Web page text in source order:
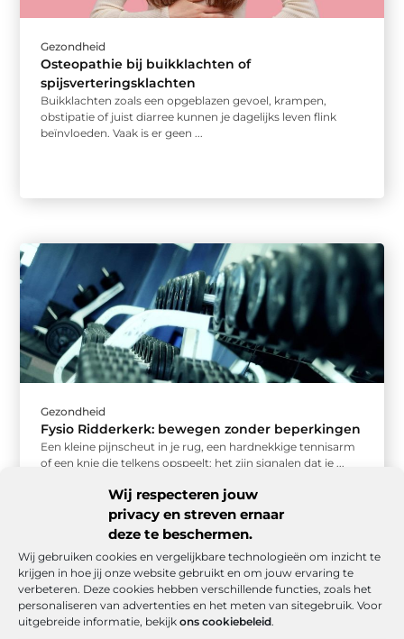
Wij respecteren jouw
privacy en streven ernaar
deze te beschermen.
Wij gebruiken cookies en vergelijkbare technologieën om inzicht te
krijgen in hoe jij onze website gebruikt en om jouw ervaring te
verbeteren. Deze cookies hebben verschillende functies, zoals het
personaliseren van advertenties en het meten van sitegebruik. Voor
uitgebreide informatie, bekijk ons cookiebeleid.
Gezondheid
Osteopathie bij buikklachten of
spijsverteringsklachten
Buikklachten zoals een opgeblazen gevoel, krampen,
obstipatie of juist diarree kunnen je dagelijks leven flink
beïnvloeden. Vaak is er geen ...
Gezondheid
Fysio Ridderkerk: bewegen zonder beperkingen
Een kleine pijnscheut in je rug, een hardnekkige tennisarm
of een knie die telkens opspeelt: het zijn signalen dat je ...